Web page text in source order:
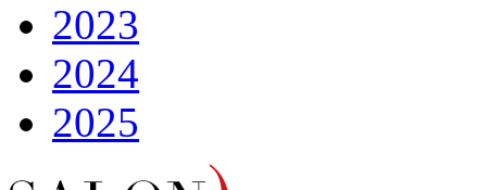
2023
2024
2025